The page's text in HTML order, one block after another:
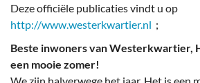
Deze officiële publicaties vindt u op
http://www.westerkwartier.nl ;
Beste inwoners van Westerkwartier,
een mooie zomer!
We zijn halverwege het jaar. Het is een